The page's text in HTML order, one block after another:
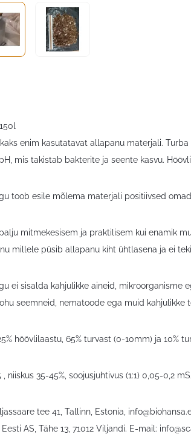
enim kasutatavat allapanu materjali.
mis takistab bakterite ja seente kasvu.
toob esile mõlema materjali positiivsed
mitmekesisem ja praktilisem kui enamik
millele püsib allapanu kiht ühtlasena ja ei
ei sisalda kahjulikke aineid, mikroorganisme
seemneid, nematoode ega muid kahjulikke
höövlilaastu, 65% turvast (0-10mm) ja 10%
niiskus 35-45%, soojusjuhtivus (1:1) 0,05-0,2
tee 41, Tallinn, Estonia,
AS, Tähe 13, 71012 Viljandi. E-mail: